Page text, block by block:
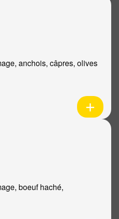
anchois, câpres, olives
boeuf haché,